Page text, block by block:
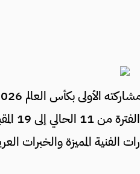
الولايات
المميزة والخبرات